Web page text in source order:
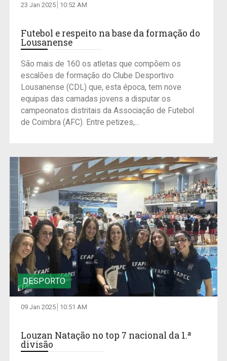
23 Jan 2025 10:52 AM
Futebol e respeito na base da formação do
Lousanense
São mais de 160 os atletas que compõem os
escalões de formação do Clube Desportivo
Lousanense (CDL) que, esta época, tem nove
equipas das camadas jovens a disputar os
campeonatos distritais da Associação de Futebol
de Coimbra (AFC). Entre petizes,...
DESPORTO
09 Jan 2025 10:51 AM
Louzan Natação no top 7 nacional da 1.ª
divisão